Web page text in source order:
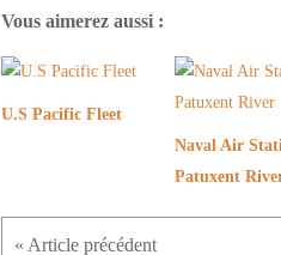
Vous aimerez aussi :
U.S Pacific Fleet
Naval Air
Patuxent